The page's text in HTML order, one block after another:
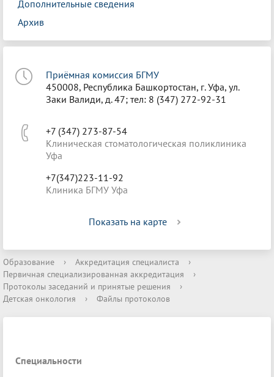
Дополнительные сведения
Архив
Приёмная комиссия БГМУ
450008, Республика Башкортостан, г. Уфа, ул.
Заки Валиди, д. 47; тел: 8 (347) 272-92-31
+7 (347) 273-87-54
Клиническая стоматологическая поликлиника
Уфа
+7(347)223-11-92
Клиника БГМУ Уфа
Показать на карте
Образование › Аккредитация специалиста
›
Первичная специализированная аккредитация
›
Протоколы заседаний и принятые решения
›
Детская онкология
› Файлы протоколов
Специальности